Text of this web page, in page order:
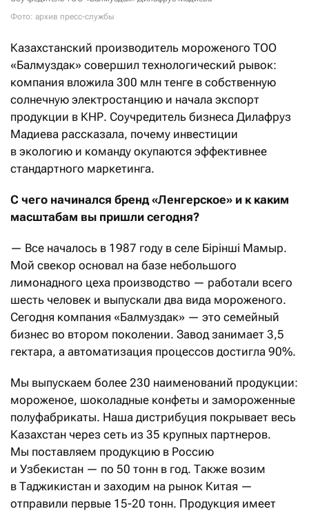
Фото: архив пресс-службы
Казахстанский производитель мороженого ТОО
«Балмуздак» совершил технологический рывок:
компания вложила 300 млн тенге в собственную
солнечную электростанцию и начала экспорт
продукции в КНР. Соучредитель бизнеса Дилафруз
Мадиева рассказала, почему инвестиции
в экологию и команду окупаются эффективнее
стандартного маркетинга.
С чего начинался бренд «Ленгерское» и к каким
масштабам вы пришли сегодня?
— Все началось в 1987 году в селе Бірінші Мамыр.
Мой свекор основал на базе небольшого
лимонадного цеха производство — работали всего
шесть человек и выпускали два вида мороженого.
Сегодня компания «Балмуздак» — это семейный
бизнес во втором поколении. Завод занимает 3,5
гектара, а автоматизация процессов достигла 90%.
Мы выпускаем более 230 наименований продукции:
мороженое, шоколадные конфеты и замороженные
полуфабрикаты. Наша дистрибуция покрывает весь
Казахстан через сеть из 35 крупных партнеров.
Мы поставляем продукцию в Россию
и Узбекистан — по 50 тонн в год. Также возим
в Таджикистан и заходим на рынок Китая —
отправили первые 15-20 тонн. Продукция имеет